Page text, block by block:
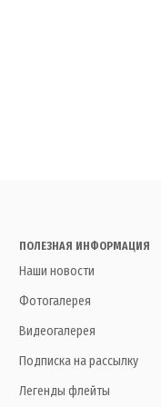
ПОЛЕЗНАЯ ИНФОРМАЦИЯ
Наши новости
Фотогалерея
Видеогалерея
Подписка на рассылку
Легенды флейты